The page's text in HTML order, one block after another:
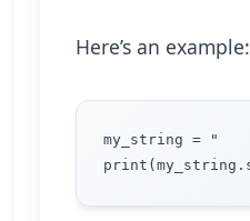
Here’s an example:
my_string = "